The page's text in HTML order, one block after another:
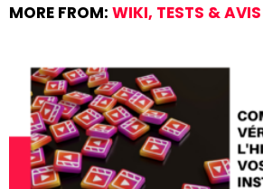
MORE FROM: WIKI, TESTS & AVIS